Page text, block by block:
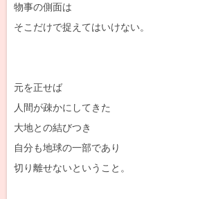
物事の側面は
そこだけで捉えてはいけない。
元を正せば
人間が疎かにしてきた
大地との結びつき
自分も地球の一部であり
切り離せないということ。